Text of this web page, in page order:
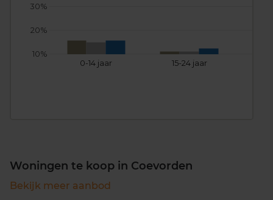
0-14 jaar 15-24 jaar
10%
20%
30%
Woningen te koop in Coevorden
Bekijk meer aanbod